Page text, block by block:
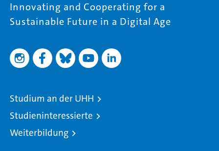
Innovating and Cooperating for a
Sustainable Future in a Digital Age
Studium an der UHH
Studieninteressierte
Weiterbildung